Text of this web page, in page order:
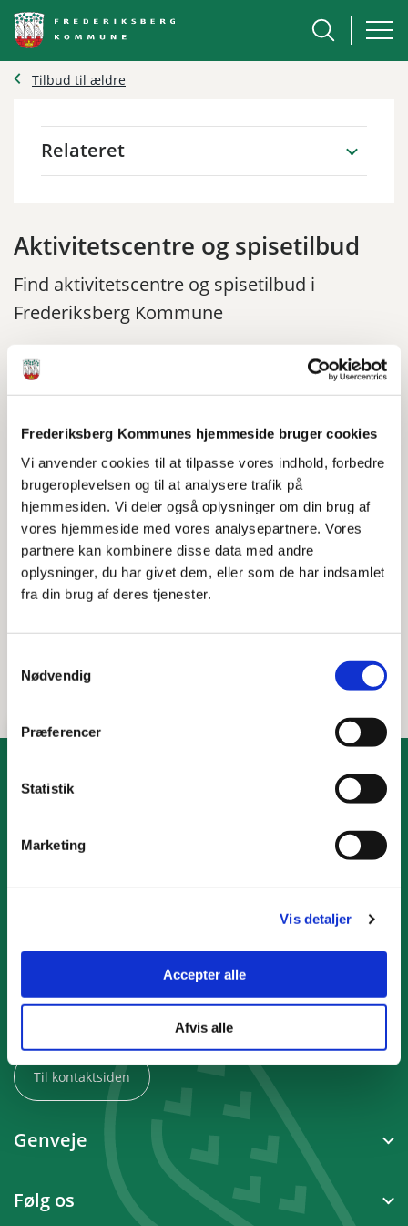
Frederiksberg Kommunes hjemmeside bruger cookies
Vi anvender cookies til at tilpasse vores indhold, forbedre
brugeroplevelsen og til at analysere trafik på
hjemmesiden. Vi deler også oplysninger om din brug af
vores hjemmeside med vores analysepartnere. Vores
partnere kan kombinere disse data med andre
oplysninger, du har givet dem, eller som de har indsamlet
fra din brug af deres tjenester.
Nødvendig
Præferencer
Statistik
Marketing
Vis detaljer
Accepter alle
Afvis alle
Tilbud til ældre
Relateret
Aktivitetscentre og spisetilbud
Find aktivitetscentre og spisetilbud i
Frederiksberg Kommune
MitId
Ikon
Ansøg om deltagelse i
aktivitetscenter
Åbn alle
Aktivitetscentre
Spisetilbud
Smallegade 1
2000 Frederiksberg
CVR 11259979
Til kontaktsiden
Genveje
Følg os